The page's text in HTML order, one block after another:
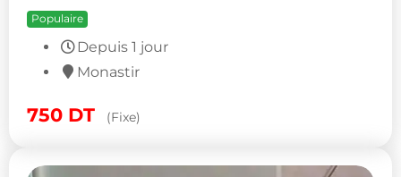
Populaire
Depuis 1 jour
Monastir
750 DT (Fixe)